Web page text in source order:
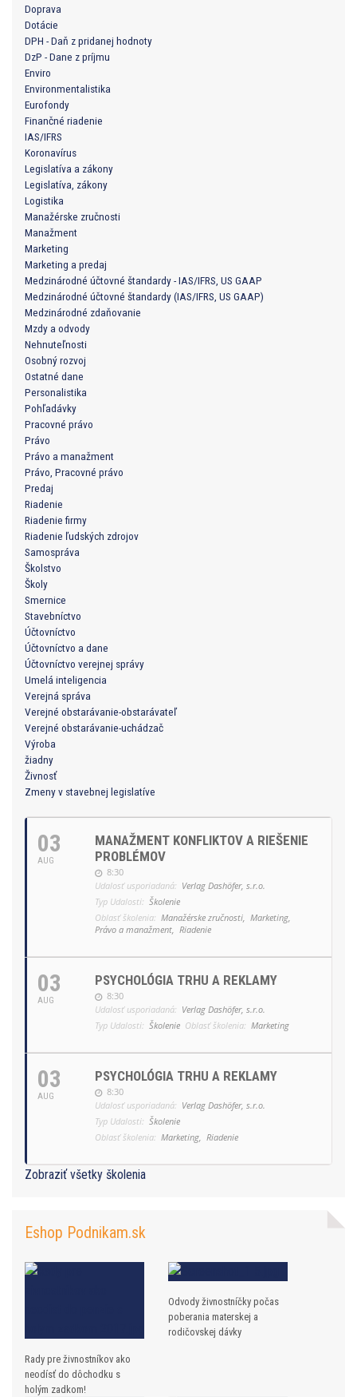
Doprava
Dotácie
DPH - Daň z pridanej hodnoty
DzP - Dane z príjmu
Enviro
Environmentalistika
Eurofondy
Finančné riadenie
IAS/IFRS
Koronavírus
Legislatíva a zákony
Legislatíva, zákony
Logistika
Manažérske zručnosti
Manažment
Marketing
Marketing a predaj
Medzinárodné účtovné štandardy - IAS/IFRS, US GAAP
Medzinárodné účtovné štandardy (IAS/IFRS, US GAAP)
Medzinárodné zdaňovanie
Mzdy a odvody
Nehnuteľnosti
Osobný rozvoj
Ostatné dane
Personalistika
Pohľadávky
Pracovné právo
Právo
Právo a manažment
Právo, Pracovné právo
Predaj
Riadenie
Riadenie firmy
Riadenie ľudských zdrojov
Samospráva
Školstvo
Školy
Smernice
Stavebníctvo
Účtovníctvo
Účtovníctvo a dane
Účtovníctvo verejnej správy
Umelá inteligencia
Verejná správa
Verejné obstarávanie-obstarávateľ
Verejné obstarávanie-uchádzač
Výroba
žiadny
Živnosť
Zmeny v stavebnej legislatíve
03
AUG
MANAŽMENT KONFLIKTOV A RIEŠENIE
PROBLÉMOV
8:30
Udalosť usporiadaná: Verlag Dashöfer, s.r.o.
Typ Udalosti: Školenie
Oblasť školenia: Manažérske zručnosti, Marketing,
Právo a manažment, Riadenie
03
AUG
PSYCHOLÓGIA TRHU A REKLAMY
8:30
Udalosť usporiadaná: Verlag Dashöfer, s.r.o.
Typ Udalosti: Školenie Oblasť školenia: Marketing
03
AUG
PSYCHOLÓGIA TRHU A REKLAMY
8:30
Udalosť usporiadaná: Verlag Dashöfer, s.r.o.
Typ Udalosti: Školenie
Oblasť školenia: Marketing, Riadenie
Zobraziť všetky školenia
Eshop Podnikam.sk
Rady pre živnostníkov ako
neodísť do dôchodku s
holým zadkom!
Odvody živnostníčky počas
poberania materskej a
rodičovskej dávky